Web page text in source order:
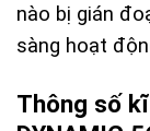
nào bị gián
sàng hoạt
Thông số